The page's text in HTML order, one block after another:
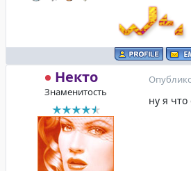
Некто
Знаменитость
ну я что